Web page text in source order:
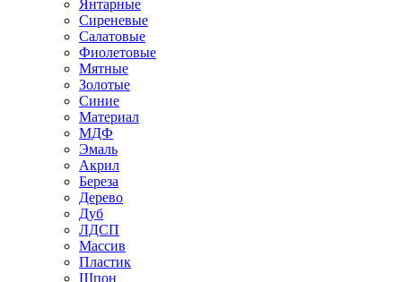
Янтарные
Сиреневые
Салатовые
Фиолетовые
Мятные
Золотые
Синие
Материал
МДФ
Эмаль
Акрил
Береза
Дерево
Дуб
ЛДСП
Массив
Пластик
Шпон